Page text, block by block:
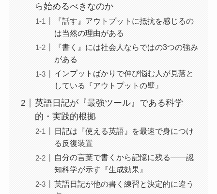
ら始めるべきなのか
『話す』アウトプットに抵抗を感じるの
は当然の理由がある
『書く』には社会人ならではの3つの強み
がある
インプットばかりで伸び悩む人が見落と
している『アウトプットの壁』
英語日記が『最強ツール』である科学
的・実践的根拠
日記は『使える英語』を最速で身につけ
る反復装置
自分の言葉で書くから記憶に残る――認
知科学が示す『生成効果』
英語日記が他の書く練習と決定的に違う